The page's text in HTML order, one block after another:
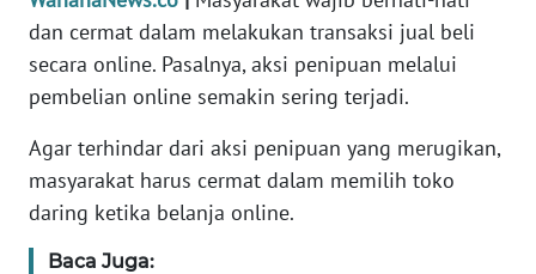
dan cermat dalam melakukan transaksi jual beli
secara online. Pasalnya, aksi penipuan melalui
pembelian online semakin sering terjadi.
Agar terhindar dari aksi penipuan yang merugikan,
masyarakat harus cermat dalam memilih toko
daring ketika belanja online.
Baca Juga:
OPINI
Informasi
INDEKS
BERITA